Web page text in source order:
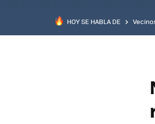
HOY SE HABLA DE